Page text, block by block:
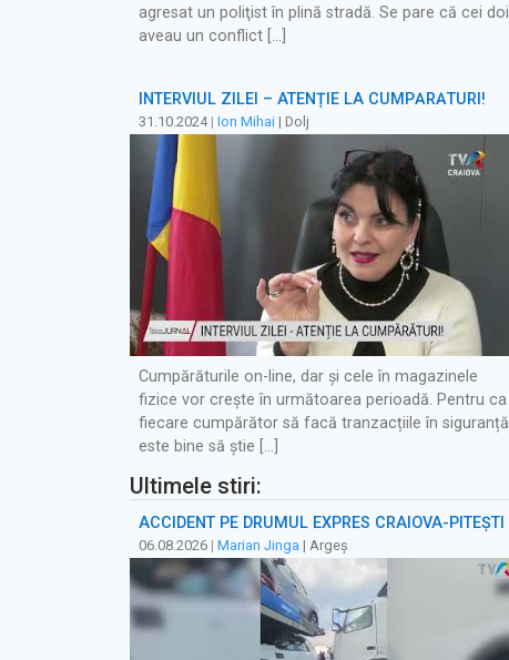
agresat un poliţist în plină stradă. Se pare că cei doi
aveau un conflict […]
INTERVIUL ZILEI – ATENȚIE LA CUMPĂRĂTURI!
31.10.2024| Ion Mihai | Dolj
Cumpărăturile on-line, dar și cele în magazinele
fizice vor crește în următoarea perioadă. Pentru ca
fiecare cumpărător să facă tranzacțiile în siguranță
este bine să știe […]
Ultimele stiri:
ACCIDENT PE DRUMUL EXPRES CRAIOVA-PITEȘTI
06.08.2026 | Marian Jinga | Argeș